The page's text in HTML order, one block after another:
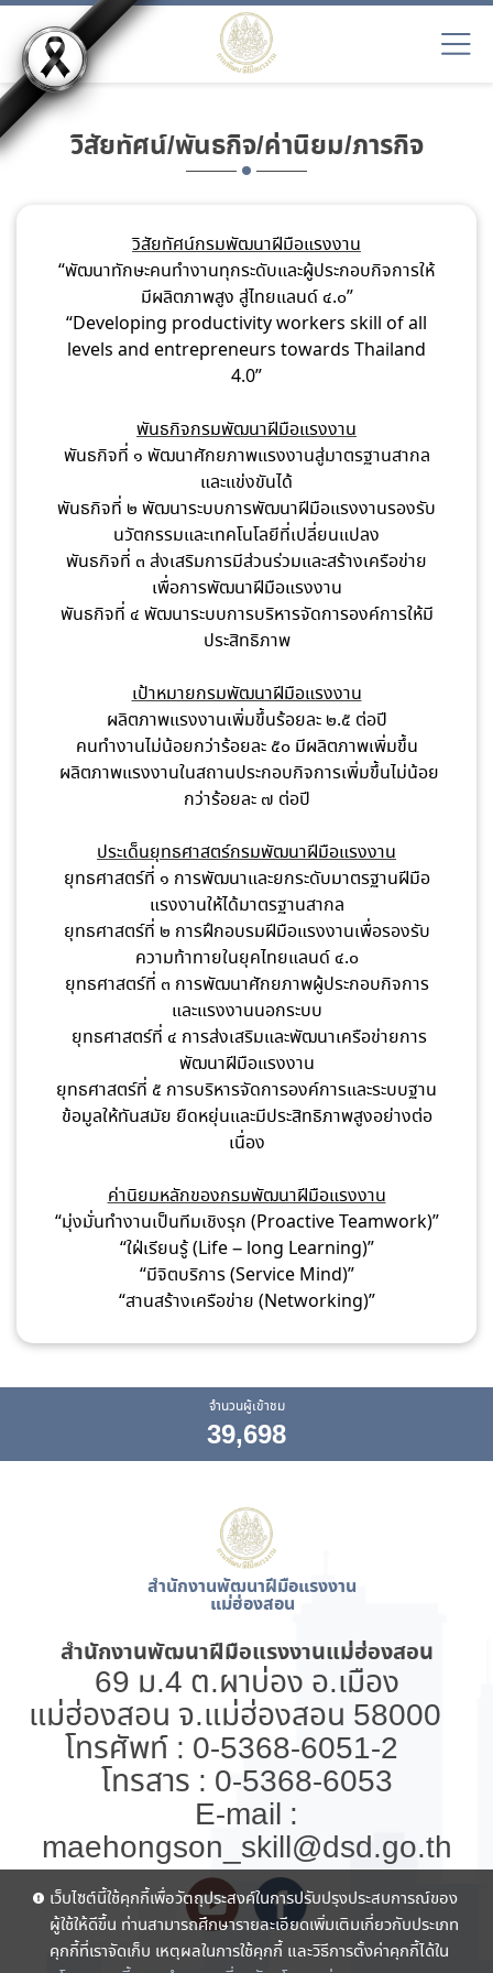
วิสัยทัศน์/พันธกิจ/ค่านิยม/ภารกิจ
วิสัยทัศน์กรมพัฒนาฝีมือแรงงาน
“พัฒนาทักษะคนทำงานทุกระดับและผู้ประกอบกิจการให้
มีผลิตภาพสูง สู่ไทยแลนด์ ๔.๐”
“Developing productivity workers skill of all
levels and entrepreneurs towards Thailand
4.0”
พันธกิจกรมพัฒนาฝีมือแรงงาน
พันธกิจที่ ๑ พัฒนาศักยภาพแรงงานสู่มาตรฐานสากล
และแข่งขันได้
พันธกิจที่ ๒ พัฒนาระบบการพัฒนาฝีมือแรงงานรองรับ
นวัตกรรมและเทคโนโลยีที่เปลี่ยนแปลง
พันธกิจที่ ๓ ส่งเสริมการมีส่วนร่วมและสร้างเครือข่าย
เพื่อการพัฒนาฝีมือแรงงาน
พันธกิจที่ ๔ พัฒนาระบบการบริหารจัดการองค์การให้มี
ประสิทธิภาพ
เป้าหมายกรมพัฒนาฝีมือแรงงาน
ผลิตภาพแรงงานเพิ่มขึ้นร้อยละ ๒.๕ ต่อปี
คนทำงานไม่น้อยกว่าร้อยละ ๕๐ มีผลิตภาพเพิ่มขึ้น
ผลิตภาพแรงงานในสถานประกอบกิจการเพิ่มขึ้นไม่น้อย
กว่าร้อยละ ๗ ต่อปี
ประเด็นยุทธศาสตร์กรมพัฒนาฝีมือแรงงาน
ยุทธศาสตร์ที่ ๑ การพัฒนาและยกระดับมาตรฐานฝีมือ
แรงงานให้ได้มาตรฐานสากล
ยุทธศาสตร์ที่ ๒ การฝึกอบรมฝีมือแรงงานเพื่อรองรับ
ความท้าทายในยุคไทยแลนด์ ๔.๐
ยุทธศาสตร์ที่ ๓ การพัฒนาศักยภาพผู้ประกอบกิจการ
และแรงงานนอกระบบ
ยุทธศาสตร์ที่ ๔ การส่งเสริมและพัฒนาเครือข่ายการ
พัฒนาฝีมือแรงงาน
ยุทธศาสตร์ที่ ๕ การบริหารจัดการองค์การและระบบฐาน
ข้อมูลให้ทันสมัย ยืดหยุ่นและมีประสิทธิภาพสูงอย่างต่อ
เนื่อง
ค่านิยมหลักของกรมพัฒนาฝีมือแรงงาน
“มุ่งมั่นทำงานเป็นทีมเชิงรุก (Proactive Teamwork)”
“ใฝ่เรียนรู้ (Life – long Learning)”
“มีจิตบริการ (Service Mind)”
“สานสร้างเครือข่าย (Networking)”
จำนวนผู้เข้าชม
39,698
สำนักงานพัฒนาฝีมือแรงงาน
แม่ฮ่องสอน
สำนักงานพัฒนาฝีมือแรงงานแม่ฮ่องสอน
69 ม.4 ต.ผาบ่อง อ.เมือง
แม่ฮ่องสอน จ.แม่ฮ่องสอน 58000
โทรศัพท์ : 0-5368-6051-2
โทรสาร : 0-5368-6053
E-mail :
maehongson_skill@dsd.go.th
เว็บไซต์นี้ใช้คุกกี้เพื่อวัตถุประสงค์ในการปรับปรุงประสบการณ์ของ
ผู้ใช้ให้ดีขึ้น ท่านสามารถศึกษารายละเอียดเพิ่มเติมเกี่ยวกับประเภท
คุกกี้ที่เราจัดเก็บ เหตุผลในการใช้คุกกี้ และวิธีการตั้งค่าคุกกี้ได้ใน